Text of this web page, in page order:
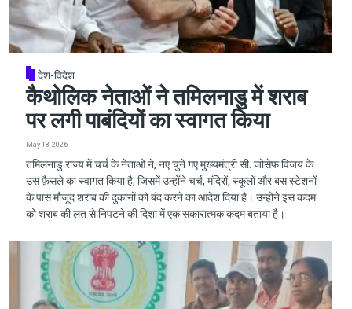
देश-विदेश
कैथोलिक नेताओं ने तमिलनाडु में शराब
पर लगी पाबंदियों का स्वागत किया
May 18, 2026
तमिलनाडु राज्य में चर्च के नेताओं ने, नए चुने गए मुख्यमंत्री सी. जोसेफ विजय के
उस फ़ैसले का स्वागत किया है, जिसमें उन्होंने चर्च, मंदिरों, स्कूलों और बस स्टेशनों
के पास मौजूद शराब की दुकानों को बंद करने का आदेश दिया है। उन्होंने इस कदम
को शराब की लत से निपटने की दिशा में एक सकारात्मक कदम बताया है।